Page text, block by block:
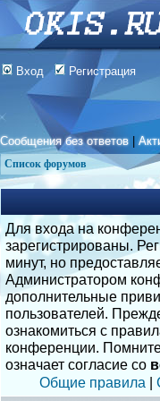
Вход Регистрация
Сообщения без ответов |
Список форумов
Для входа на
зарегистрированы.
минут, но
Администратором
дополнительные
пользователей.
ознакомиться с
конференции.
означает согласие со
Общие правила |